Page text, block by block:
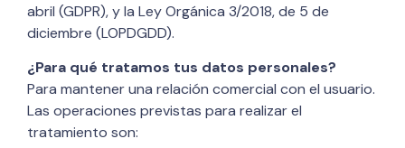
abril (GDPR), y la Ley Orgánica 3/2018, de 5 de
diciembre (LOPDGDD).
¿Para qué tratamos tus datos personales?
Para mantener una relación comercial con el usuario.
Las operaciones previstas para realizar el
tratamiento son: